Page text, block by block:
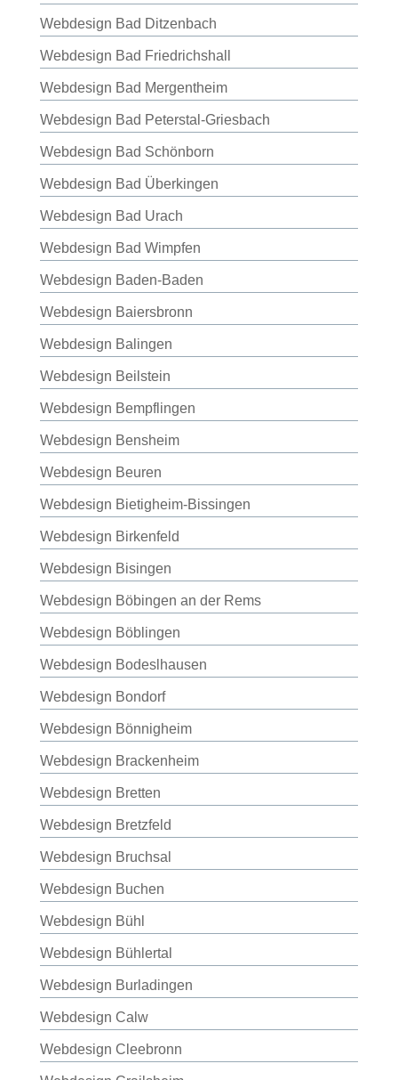
Webdesign Bad Ditzenbach
Webdesign Bad Friedrichshall
Webdesign Bad Mergentheim
Webdesign Bad Peterstal-Griesbach
Webdesign Bad Schönborn
Webdesign Bad Überkingen
Webdesign Bad Urach
Webdesign Bad Wimpfen
Webdesign Baden-Baden
Webdesign Baiersbronn
Webdesign Balingen
Webdesign Beilstein
Webdesign Bempflingen
Webdesign Bensheim
Webdesign Beuren
Webdesign Bietigheim-Bissingen
Webdesign Birkenfeld
Webdesign Bisingen
Webdesign Böbingen an der Rems
Webdesign Böblingen
Webdesign Bodeslhausen
Webdesign Bondorf
Webdesign Bönnigheim
Webdesign Brackenheim
Webdesign Bretten
Webdesign Bretzfeld
Webdesign Bruchsal
Webdesign Buchen
Webdesign Bühl
Webdesign Bühlertal
Webdesign Burladingen
Webdesign Calw
Webdesign Cleebronn